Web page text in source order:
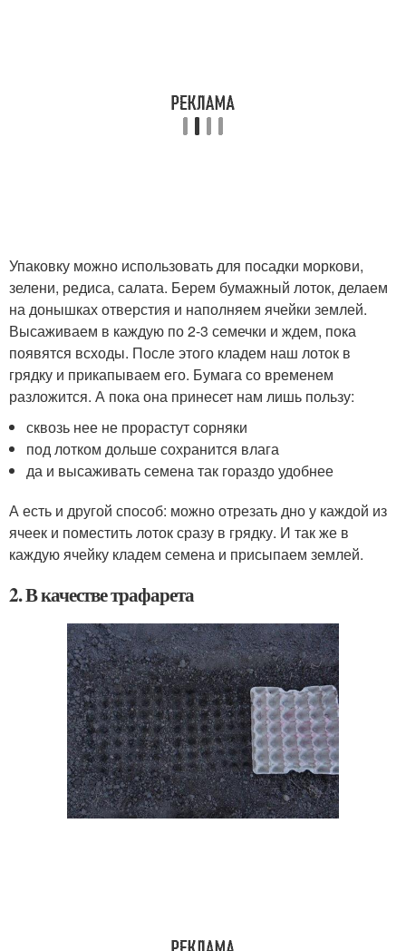
Упаковку можно использовать для посадки моркови,
зелени, редиса, салата. Берем бумажный лоток, делаем
на донышках отверстия и наполняем ячейки землей.
Высаживаем в каждую по 2-3 семечки и ждем, пока
появятся всходы. После этого кладем наш лоток в
грядку и прикапываем его. Бумага со временем
разложится. А пока она принесет нам лишь пользу:
сквозь нее не прорастут сорняки
под лотком дольше сохранится влага
да и высаживать семена так гораздо удобнее
А есть и другой способ: можно отрезать дно у каждой из
ячеек и поместить лоток сразу в грядку. И так же в
каждую ячейку кладем семена и присыпаем землей.
2. В качестве трафарета